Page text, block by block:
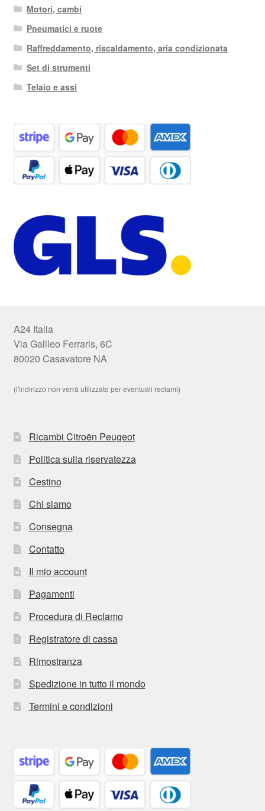
Motori, cambi
Pneumatici e ruote
Raffreddamento, riscaldamento, aria condizionata
Set di strumenti
Telaio e assi
A24 Italia
Via Galileo Ferraris, 6C
80020 Casavatore NA
(l'indirizzo non verrà utilizzato per eventuali reclami)
Ricambi Citroën Peugeot
Politica sulla riservatezza
Cestino
Chi siamo
Consegna
Contatto
Il mio account
Pagamenti
Procedura di Reclamo
Registratore di cassa
Rimostranza
Spedizione in tutto il mondo
Termini e condizioni